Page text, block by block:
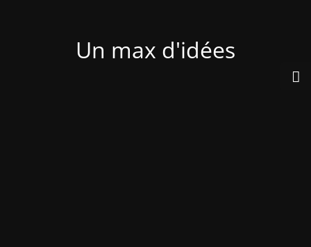
Un max d'idées